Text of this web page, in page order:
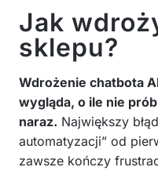
Jak
sklepu?
Wdrożenie chatbota
wygląda, o ile nie
naraz. Największy
automatyzacji” od
zawsze kończy